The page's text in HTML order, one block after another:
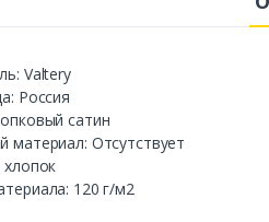
Valtery
Россия
сатин
материал: Отсутствует
хлопок
120 г/м2